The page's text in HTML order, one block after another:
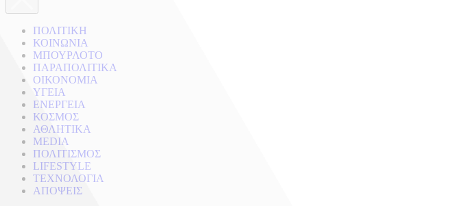
ΠΟΛΙΤΙΚΗ
ΚΟΙΝΩΝΙΑ
ΜΠΟΥΡΛΟΤΟ
ΠΑΡΑΠΟΛΙΤΙΚΑ
ΟΙΚΟΝΟΜΙΑ
ΥΓΕΙΑ
ΕΝΕΡΓΕΙΑ
ΚΟΣΜΟΣ
ΑΘΛΗΤΙΚΑ
MEDIA
ΠΟΛΙΤΙΣΜΟΣ
LIFESTYLE
ΤΕΧΝΟΛΟΓΙΑ
ΑΠΟΨΕΙΣ